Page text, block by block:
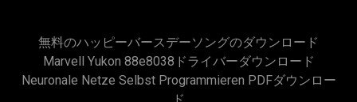
無料のハッピーバースデーソングのダウンロード
Marvell Yukon 88e8038ドライバーダウンロード
Neuronale Netze Selbst Programmieren PDFダウンロー